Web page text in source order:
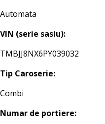
Automata
VIN (serie sasiu):
TMBJJ8NX6PY039032
Tip Caroserie:
Combi
Numar de portiere: